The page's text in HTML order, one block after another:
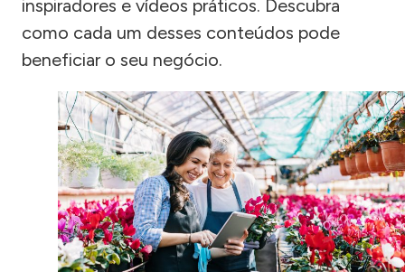
inspiradores e vídeos práticos. Descubra
como cada um desses conteúdos pode
beneficiar o seu negócio.